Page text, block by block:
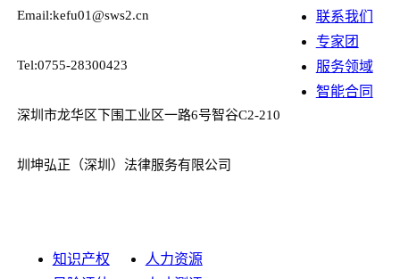
Email:kefu01@sws2.cn
Tel:0755-28300423
深圳市龙华区下围工业区一路6号智谷C2-210
圳坤弘正（深圳）法律服务有限公司
联系我们
专家团
服务领域
智能合同
知识产权
人力资源